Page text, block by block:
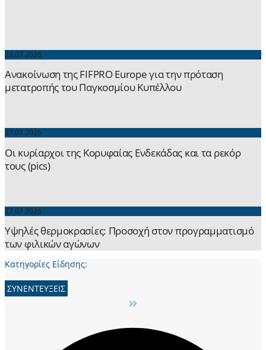
29.07.2026
Ανακοίνωση της FIFPRO Europe για την πρόταση
μετατροπής του Παγκοσμίου Κυπέλλου
27.07.2026
Οι κυρίαρχοι της Κορυφαίας Ενδεκάδας και τα ρεκόρ
τους (pics)
27.07.2026
Yψηλές θερμοκρασίες: Προσοχή στον προγραμματισμό
των φιλικών αγώνων
Κατηγορίες Είδησης:
ΣΥΝΕΝΤΕΥΞΕΙΣ